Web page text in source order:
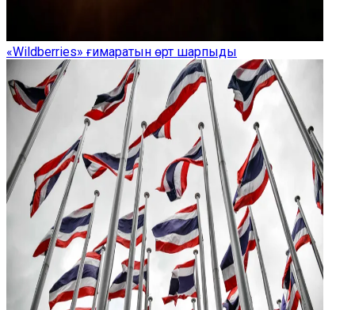
«Wildberries» ғимаратын өрт шарпыды